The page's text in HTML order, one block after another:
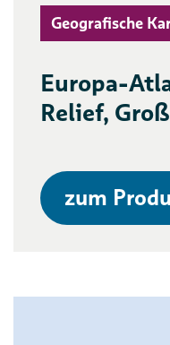
Geografische
Europa-
Relief,
zum